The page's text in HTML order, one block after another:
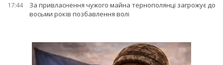
17:44
За привласнення чужого майна тернополянці загрожує до
восьми років позбавлення волі